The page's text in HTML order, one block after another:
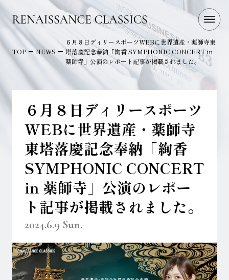
TOP NEWS
６月８日ディリースポーツWEBに世界遺産・薬師寺東
塔落慶記念奉納「絢香 SYMPHONIC CONCERT in
薬師寺」公演のレポート記事が掲載されました。
６月８日ディリースポーツ
WEBに世界遺産・薬師寺
東塔落慶記念奉納「絢香
SYMPHONIC CONCERT
in 薬師寺」公演のレポー
ト記事が掲載されました。
2024.6.9 Sun.